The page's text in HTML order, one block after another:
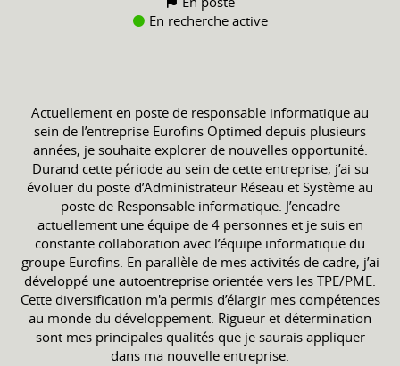
En recherche active
Actuellement en poste de responsable informatique au
sein de l’entreprise Eurofins Optimed depuis plusieurs
années, je souhaite explorer de nouvelles opportunité.
Durand cette période au sein de cette entreprise, j’ai su
évoluer du poste d’Administrateur Réseau et Système au
poste de Responsable informatique. J’encadre
actuellement une équipe de 4 personnes et je suis en
constante collaboration avec l’équipe informatique du
groupe Eurofins. En parallèle de mes activités de cadre, j’ai
développé une autoentreprise orientée vers les TPE/PME.
Cette diversification m'a permis d’élargir mes compétences
au monde du développement. Rigueur et détermination
sont mes principales qualités que je saurais appliquer
dans ma nouvelle entreprise.